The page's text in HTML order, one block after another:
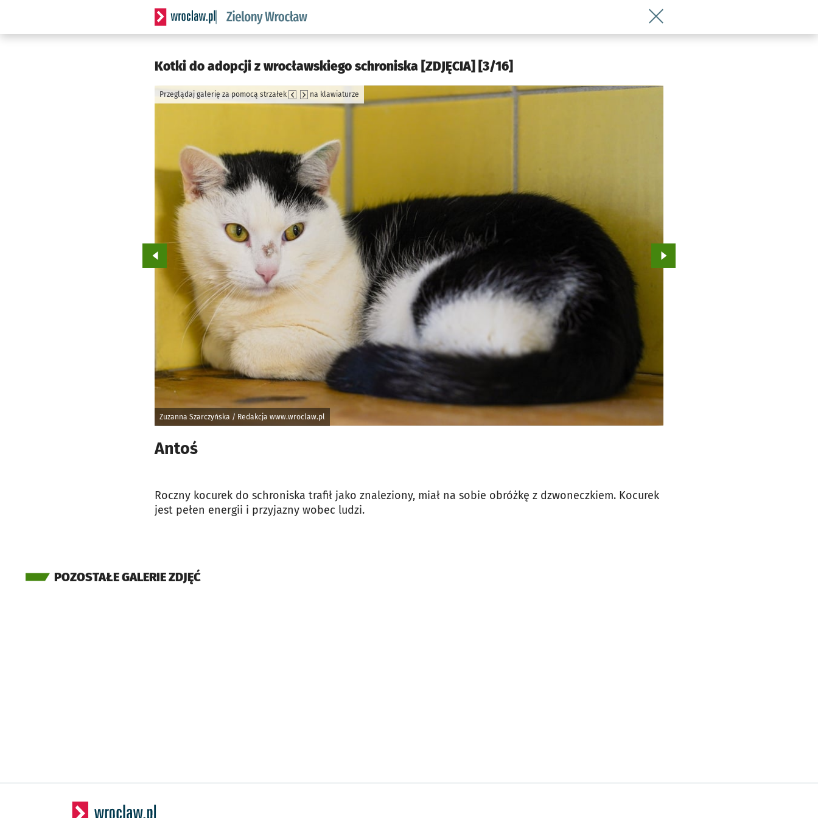
Serwis informacyjny wroclaw.pl podserwis: Środowisko we Wrocławiu
Wróć do artykułu Kotki do adopcji z
Kotki do adopcji z wrocławskiego schroniska [ZDJĘCIA] [3/16]
Zuzanna Szarczyńska / Redakcja www.wroclaw.pl
Przeglądaj galerię za pomocą strzałek na klawiaturze
Przejdź do poprzedniego zdjęcia. Przejdź do kolejnego zdjęcia.
Antoś
Roczny kocurek do schroniska trafił jako znaleziony, miał na sobie obróżkę z dzwoneczkiem. Kocurek
jest pełen energii i przyjazny wobec ludzi.
POZOSTAŁE GALERIE ZDJĘĆ